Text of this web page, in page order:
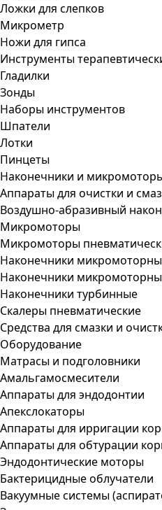
Ложки для слепков
Микрометр
Ножи для гипса
Инструменты
Гладилки
Зонды
Наборы инструментов
Шпатели
Лотки
Пинцеты
Наконечники и
Аппараты для очистки и
Воздушно-абразивный
Микромоторы
Микромоторы
Наконечники
Наконечники
Наконечники турбинные
Скалеры пневматические
Средства для смазки и
Оборудование
Матрасы и подголовники
Амальгамосмесители
Аппараты для эндодонтии
Апекслокаторы
Аппараты для ирригации
Аппараты для обтурации
Эндодонтические моторы
Бактерицидные облучатели
Вакуумные системы